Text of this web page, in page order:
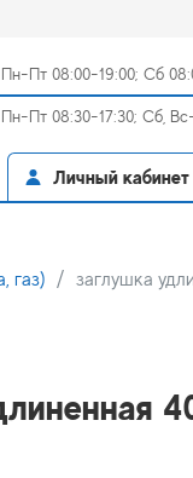
Пн-Пт 08:00-19:00; Сб
Пн-Пт 08:30-17:30; Сб,
Личный кабинет
газ) заглушка